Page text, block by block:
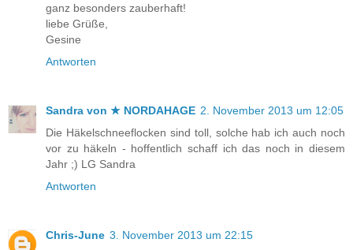
ganz besonders zauberhaft!
liebe Grüße,
Gesine
Antworten
Sandra von ★ NORDAHAGE 2. November 2013 um 12:05
Die Häkelschneeflocken sind toll, solche hab ich auch noch
vor zu häkeln - hoffentlich schaff ich das noch in diesem
Jahr ;) LG Sandra
Antworten
Chris-June 3. November 2013 um 22:15